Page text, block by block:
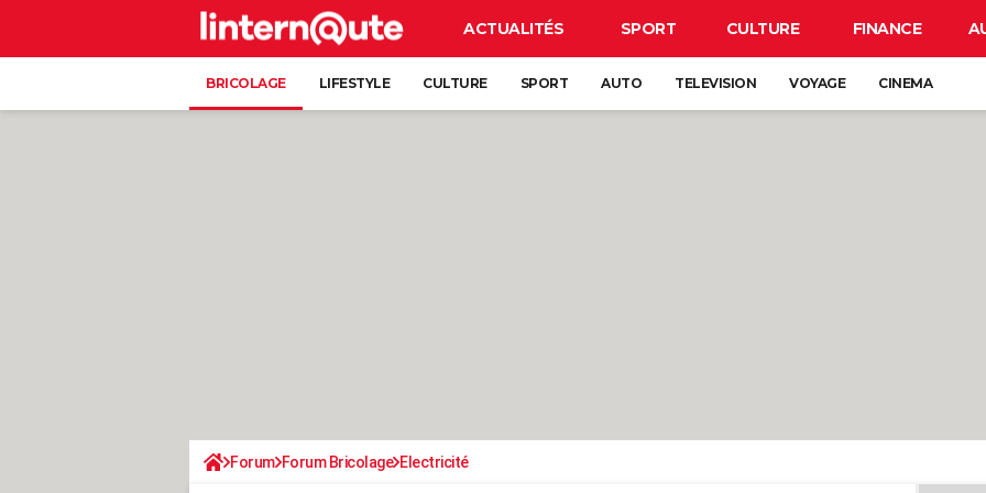
ACTUALITÉS SPORT CULTURE FINANCE
BRICOLAGE LIFESTYLE CULTURE SPORT AUTO TELEVISION VOYAGE CINEMA
Forum Forum Bricolage Electricité